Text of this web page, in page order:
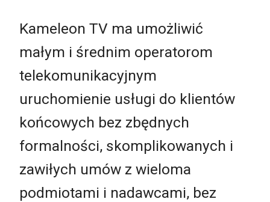
Kameleon TV ma umożliwić
małym i średnim operatorom
telekomunikacyjnym
uruchomienie usługi do klientów
końcowych bez zbędnych
formalności, skomplikowanych i
zawiłych umów z wieloma
podmiotami i nadawcami, bez